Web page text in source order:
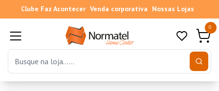
Clube Faz Acontecer Venda corporativa Nossas Lojas
0